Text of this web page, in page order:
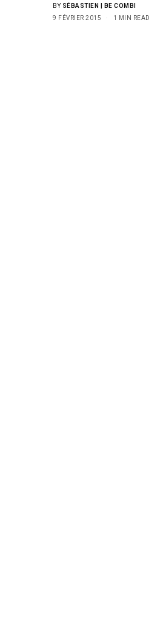
BY SÉBASTIEN | BE COMBI
9 FÉVRIER 2015
1 MIN READ